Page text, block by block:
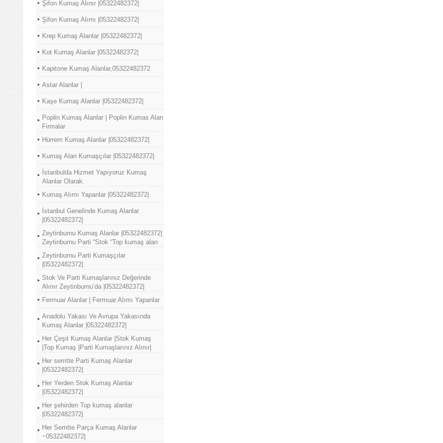
Şifon Kumaş Alınır |05322482372|
Şifon Kumaş Alımı |05322482372|
Krep Kumaş Alanlar |05322482372|
Kot Kumaş Alanlar |05322482372|
Kapitone Kumaş Alanlar,05322482372
Astar Alanlar |
Kaşe Kumaş Alanlar |05322482372|
Poplin Kumaş Alanlar | Poplin Kumas Alan
Firmalar
Hürrem Kumaş Alanlar |05322482372|
Kumaş Alan Kumaşçılar |05322482372|
İstanbulda Hizmet Yapıyoruz Kumaş
Alanlar Olarak.
Kumaş Alımı Yapanlar |05322482372|
İstanbul Genelinde Kumaş Alanlar
|05322482372|
Zeytinburnu Kumaş Alanlar |05322482372|
Zeytinburnu Parti “Stok “Top kumaş alan
Zeytinburnu Parti Kumaşçılar
|05322482372|
Stok Ve Parti Kumaşlarınız Değerinde
Alınır Zeytinburnu’da |05322482372|
Fermuar Alanlar | Fermuar Alımı Yapanlar
Anadolu Yakası Ve Avrupa Yakasında
Kumaş Alanlar |05322482372|
Her Çeşit Kumaş Alanlar |Stok Kumaş
|Top Kumaş |Parti Kumaşlarınız Alınır|
Her semtte Parti Kumaş Alanlar
|05322482372|
Her Yerden Stok Kumaş Alanlar
|05322482372|
Her şehirden Top kumaş alanlar
|05322482372|
Her Semtte Parça Kumaş Alanlar
~05322482372|